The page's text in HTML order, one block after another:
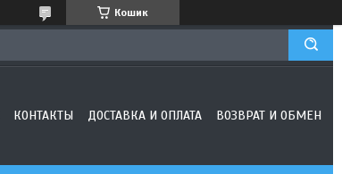
Кошик
КОНТАКТЫ ДОСТАВКА И ОПЛАТА ВОЗВРАТ И ОБМЕН